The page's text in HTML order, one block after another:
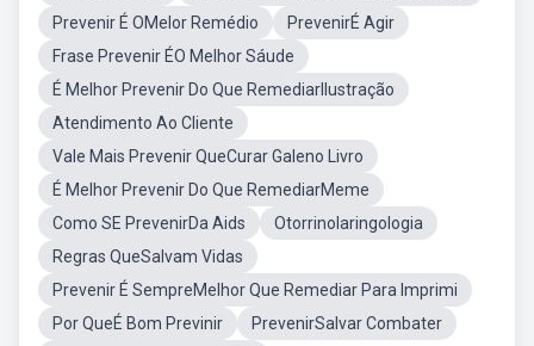
Prevenir É OMelor Remédio
PrevenirÉ Agir
Frase Prevenir ÉO Melhor Sáude
É Melhor Prevenir Do Que RemediarIlustração
Atendimento Ao Cliente
Vale Mais Prevenir QueCurar Galeno Livro
É Melhor Prevenir Do Que RemediarMeme
Como SE PrevenirDa Aids
Otorrinolaringologia
Regras QueSalvam Vidas
Prevenir É SempreMelhor Que Remediar Para Imprimi
Por QueÉ Bom Previnir
PrevenirSalvar Combater